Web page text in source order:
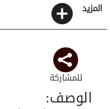
المزيد
للمشاركة
الوصف: